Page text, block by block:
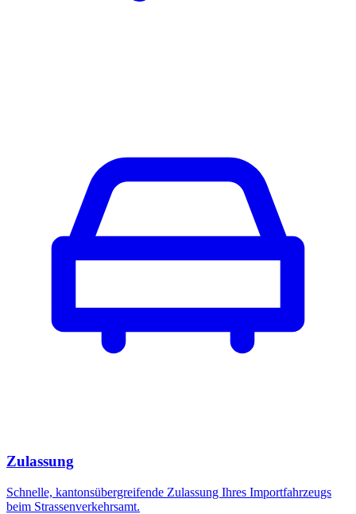
Zulassung
Schnelle, kantonsübergreifende Zulassung Ihres Importfahrzeugs
beim Strassenverkehrsamt.